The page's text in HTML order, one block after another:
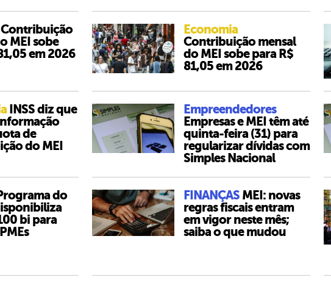
Contribuição
MEI sobe
em 2026
Economia
Contribuição mensal
do MEI sobe para R$
81,05 em 2026
INSS diz que
de
do MEI
Empreendedores
Empresas e MEI têm até
quinta-feira (31) para
regularizar dívidas com
Simples Nacional
do
bi para
FINANÇAS MEI: novas
regras fiscais entram
em vigor neste mês;
saiba o que mudou